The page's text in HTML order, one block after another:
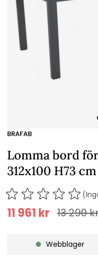
BRAFAB
Lomma bord
312x100 H73
13 290
11 961 kr
Webblager